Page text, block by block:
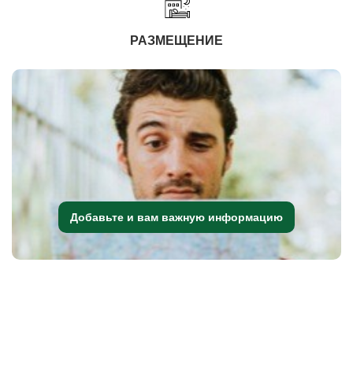
РАЗМЕЩЕНИЕ
Добавьте и вам важную информацию